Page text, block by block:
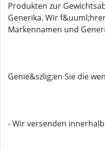
Produkten zur
Generika. Wir
Markennamen und
Genie&szlig;en Sie die
- Wir versenden